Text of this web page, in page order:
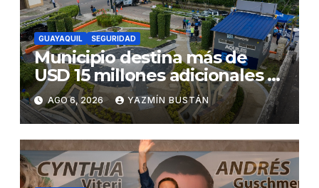
GUAYAQUIL SEGURIDAD
Municipio destina más de
USD 15 millones adicionales a
SEGURA EP para fortalecer la
seguridad ciudadana
AGO 6, 2026 YAZMÍN BUSTÁN